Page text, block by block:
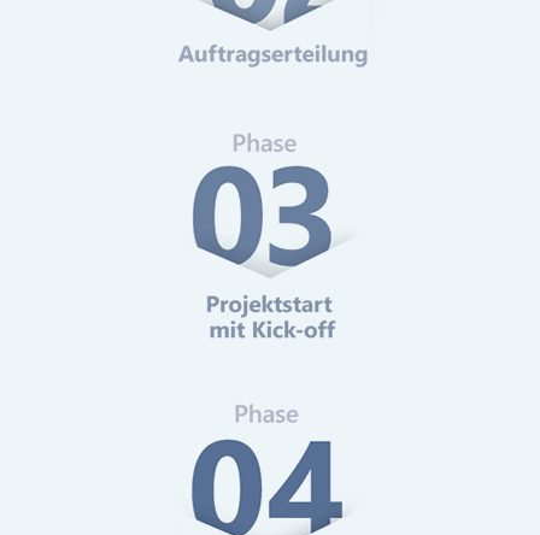
Web-Analytics
Mehr erfahren
Online-Marketing Beratung